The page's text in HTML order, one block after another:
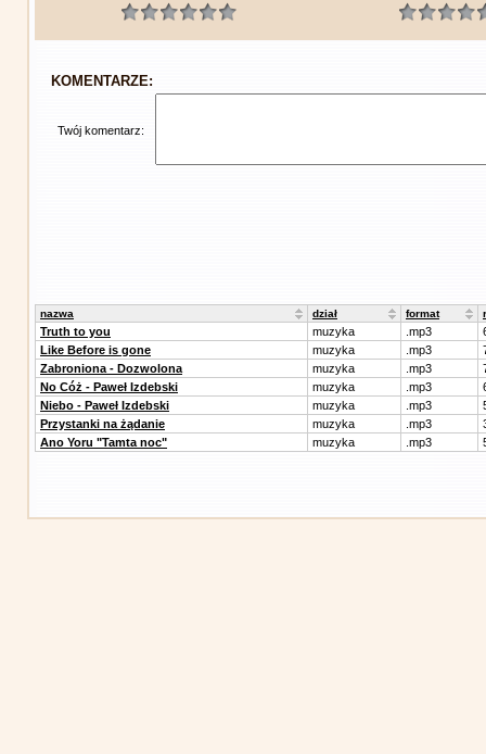
KOMENTARZE:
Twój komentarz:
nazwa dział format
Truth to you muzyka .mp3
Like Before is gone
muzyka .mp3
Zabroniona - Dozwolona
muzyka .mp3
No Cóż - Paweł Izdebski
muzyka .mp3
Niebo - Paweł Izdebski
muzyka .mp3
Przystanki na żądanie
muzyka .mp3
Ano Yoru "Tamta noc"
muzyka .mp3